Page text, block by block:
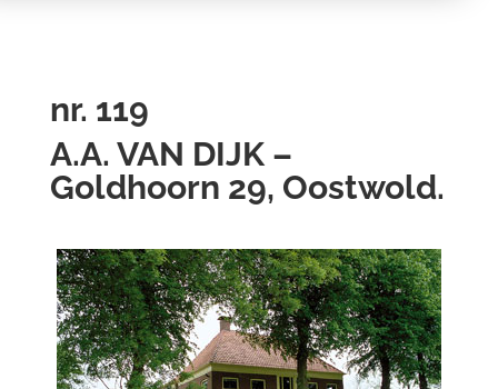
nr. 119
A.A. VAN DIJK –
Goldhoorn 29, Oostwold.